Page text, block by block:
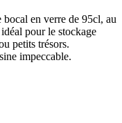
bocal en verre de 95cl, au
pour le stockage
petits trésors.
impeccable.